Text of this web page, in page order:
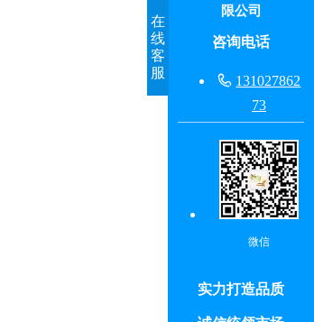
在
线
客
服
限公司
咨询电话
 131027862
73
微信
实力打造品质